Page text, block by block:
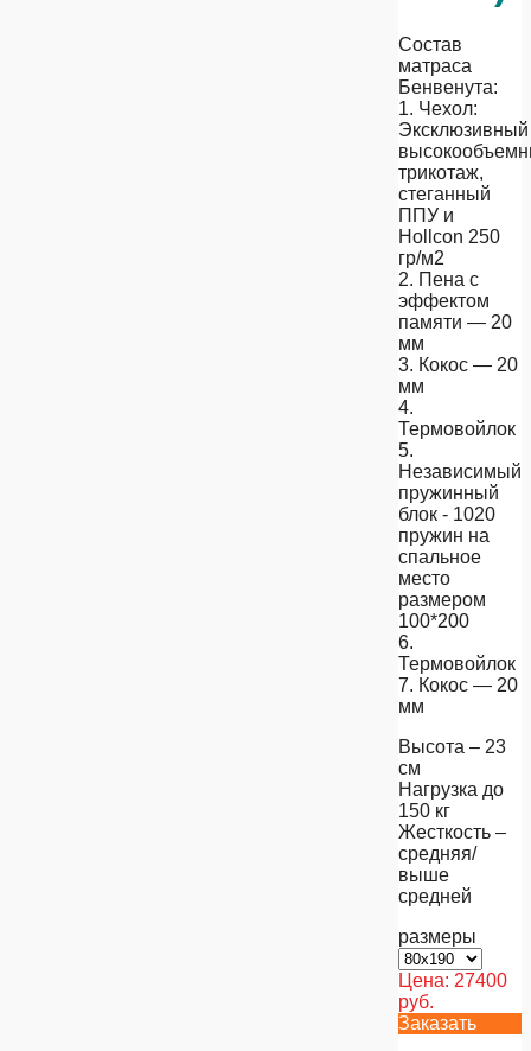
Состав
матраса
Бенвенута:
1. Чехол:
Эксклюзивный
трикотаж,
стеганный
ППУ и
Hollcon 250
гр/м2
2. Пена с
эффектом
памяти — 20
мм
3. Кокос — 20
мм
4.
Термовойлок
5.
Независимый
пружинный
блок - 1020
пружин на
спальное
место
размером
100*200
6.
Термовойлок
7. Кокос — 20
мм
Высота – 23
см
Нагрузка до
150 кг
Жесткость –
средняя/
выше
средней
размеры
Цена: 27400
руб.
Заказать